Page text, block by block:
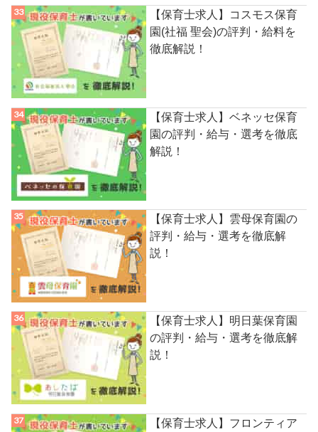
【保育士求人】コスモス保育
園(社福 聖会)の評判・給料を
徹底解説！
【保育士求人】ベネッセ保育
園の評判・給与・選考を徹底
解説！
【保育士求人】雲母保育園の
評判・給与・選考を徹底解
説！
【保育士求人】明日葉保育園
の評判・給与・選考を徹底解
説！
【保育士求人】フロンティア